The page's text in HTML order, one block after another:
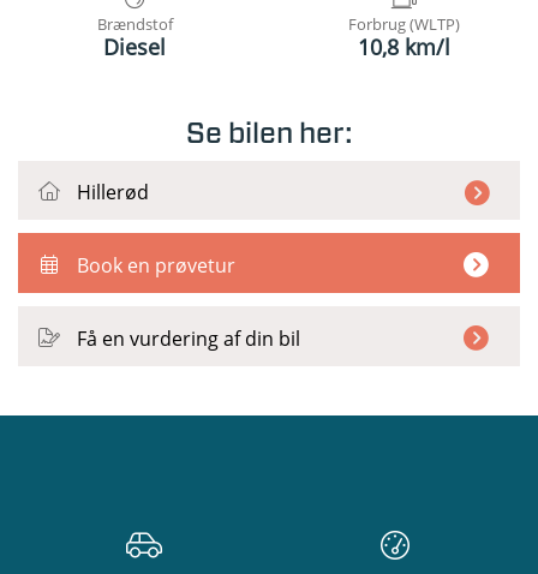
Brændstof
Diesel
Forbrug (WLTP)
10,8 km/l
Se bilen her:
Hillerød
Book en prøvetur
Få en vurdering af din bil